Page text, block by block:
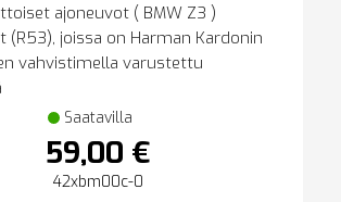
ajoneuvot ( BMW Z3 )
joissa on Harman Kardonin
vahvistimella varustettu
Saatavilla
59,00 €
42xbm00c-0